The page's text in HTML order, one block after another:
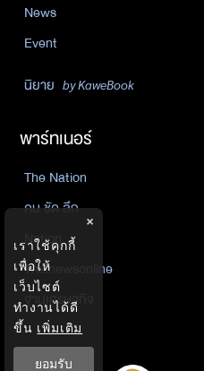
News
Event
นิยาย by KaweBook
พาร์ทเนอร์
The Nation
คม ชัด ลึก
Nation
Thainewsonline
ฐานเศรษฐกิจ
×
เราใช้คุกกี้
เพื่อให้
เว็บไซต์
ทำงานได้ดี
ขึ้น เพิ่มเติม
ยอมรับ